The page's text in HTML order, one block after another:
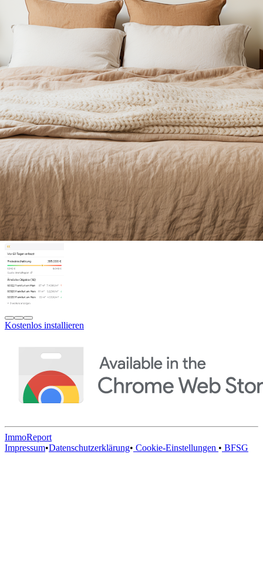
Kostenlos installieren
ImmoReport
Impressum•Datenschutzerklärung• Cookie-Einstellungen • BFSG